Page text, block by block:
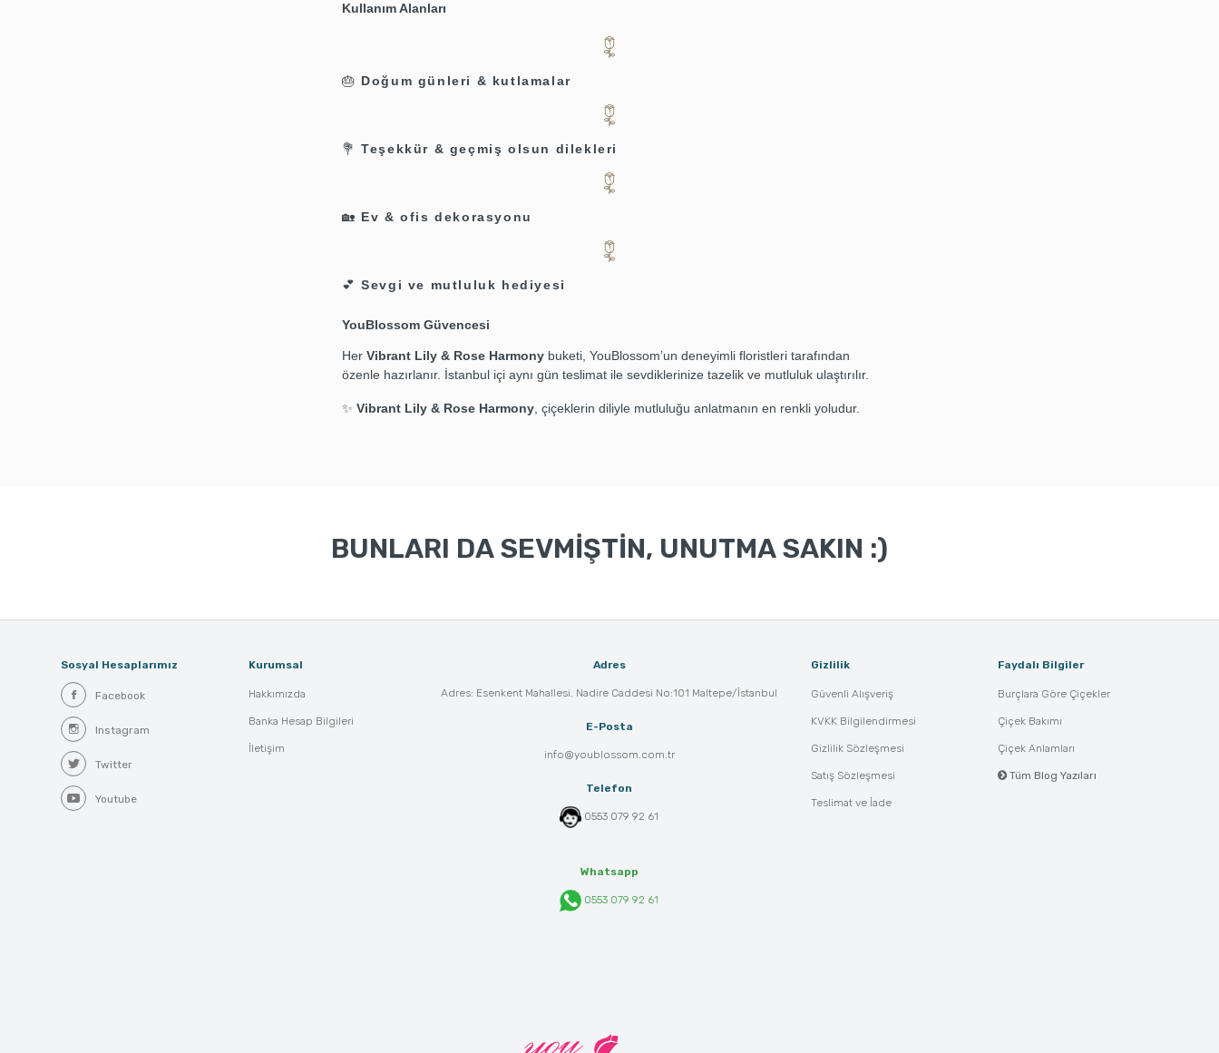
Kullanım Alanları
🎂 Doğum günleri & kutlamalar
💐Teşekkür & geçmiş olsun dilekleri
🏡 Ev & ofis dekorasyonu
💕Sevgi ve mutluluk hediyesi
YouBlossom Güvencesi
Her Vibrant Lily & Rose Harmony buketi, YouBlossom’un deneyimli floristleri tarafından
özenle hazırlanır. İstanbul içi aynı gün teslimat ile sevdiklerinize tazelik ve mutluluk ulaştırılır.
✨ Vibrant Lily & Rose Harmony, çiçeklerin diliyle mutluluğu anlatmanın en renkli yoludur.
BUNLARI DA SEVMİŞTİN, UNUTMA SAKIN :)
Sosyal Hesaplarımız
Facebook
Instagram
Twitter
Youtube
Kurumsal
Hakkımızda
Banka Hesap Bilgileri
İletişim
Adres
Adres: Esenkent Mahallesi. Nadire Caddesi No:101 Maltepe/İstanbul
E-Posta
info@youblossom.com.tr
Telefon
0553 079 92 61
Whatsapp
0553 079 92 61
Gizlilik
Güvenli Alışveriş
KVKK Bilgilendirmesi
Gizlilik Sözleşmesi
Satış Sözleşmesi
Teslimat ve İade
Faydalı Bilgiler
Burçlara Göre Çiçekler
Çiçek Bakımı
Çiçek Anlamları
Tüm Blog Yazıları